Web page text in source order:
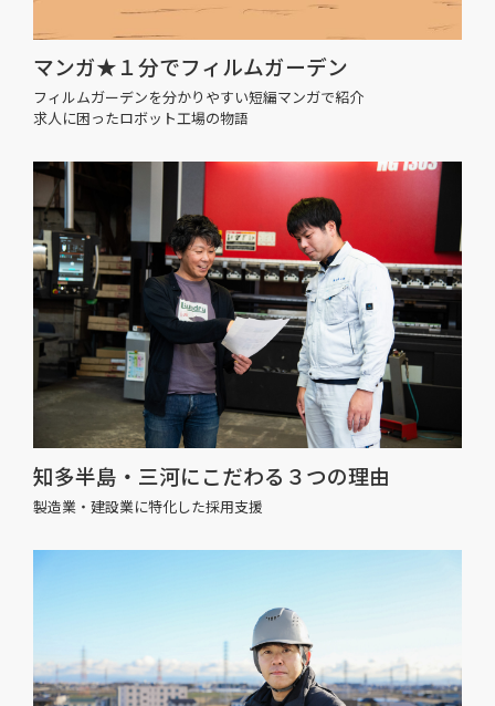
マンガ★１分でフィルムガーデン
フィルムガーデンを分かりやすい短編マンガで紹介
求人に困ったロボット工場の物語
知多半島・三河にこだわる３つの理由
製造業・建設業に特化した採用支援